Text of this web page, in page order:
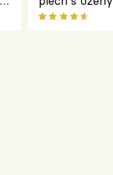
způsob, jak